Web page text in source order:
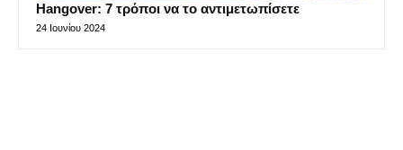
Hangover: 7 τρόποι να το αντιμετωπίσετε
24 Ιουνίου 2024